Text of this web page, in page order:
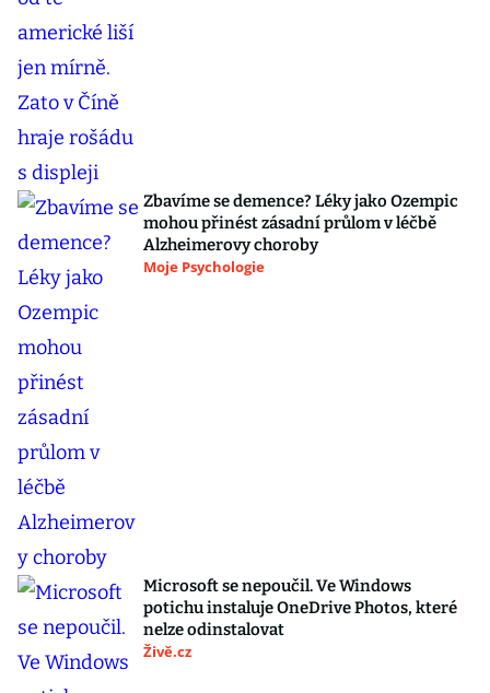
Zbavíme se demence? Léky jako Ozempic
mohou přinést zásadní průlom v léčbě
Alzheimerovy choroby
Moje Psychologie
Microsoft se nepoučil. Ve Windows
potichu instaluje OneDrive Photos, které
nelze odinstalovat
Živě.cz